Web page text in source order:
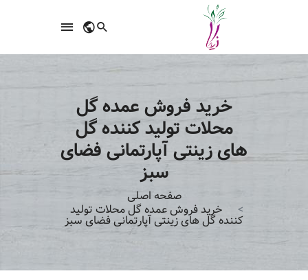
خرید فروش عمده گل
محلات تولید کننده گل
های زینتی آپارتمانی فضای
سبز
صفحه اصلی
خرید فروش عمده گل محلات تولید
کننده گل های زینتی آپارتمانی فضای سبز